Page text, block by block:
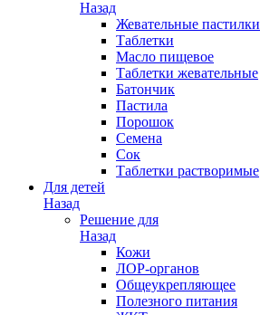
Назад
Жевательные пастилки
Таблетки
Масло пищевое
Таблетки жевательные
Батончик
Пастила
Порошок
Семена
Сок
Таблетки растворимые
Для детей
Назад
Решение для
Назад
Кожи
ЛОР-органов
Общеукрепляющее
Полезного питания